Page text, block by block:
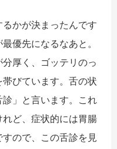
かが決まったんです
優先になるなあと。
厚く、ゴッテリのっ
びています。舌の状
」と言います。これ
ど、症状的には胃腸
ので、この舌診を見